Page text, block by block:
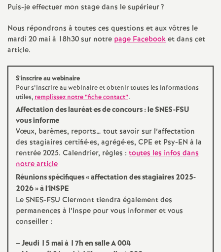
n
e
m
e
n
t
s
d
e
Puis-je effectuer mon stage dans le supérieur?
Nous répondrons à toutes ces questions et aux vôtres le
mardi 20 mai à 18h30 sur notre page Facebooket dans cet
article.
S’inscrire au webinaire
Pour s’inscrire au webinaire et obtenir toutes les informations
utiles,remplissez notre “fiche contact”.
Affectation des lauréat·es de concours : le SNES-FSU
vous informe
Vœux, barèmes, reports… tout savoir sur l’affectation
des stagiaires certifié·es, agrégé·es, CPE et Psy-EN à la
rentrée 2025. Calendrier, règles : toutes les infos dans
notre article
Réunions spécifiques «affectation des stagiaires 2025-
2026» à l’INSPE
Le SNES-FSU Clermont tiendra également des
permanences à l’Inspe pour vous informer et vous
conseiller :
–Jeudi 15 mai à 17h en salle A 004